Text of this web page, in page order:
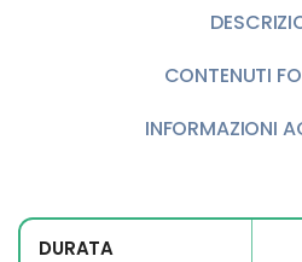
CONTENUTI
INFORMAZIONI
DURATA